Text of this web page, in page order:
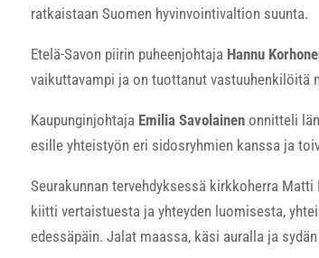
ratkaistaan Suomen hyvinvointivaltion suunta.
Etelä-Savon piirin puheenjohtaja Hannu
vaikuttavampi ja on tuottanut
Kaupunginjohtaja Emilia Savolainenonnitteli
esille yhteistyön eri sidosryhmien kanssa ja
Seurakunnan tervehdyksessä kirkkoherra
kiitti vertaistuesta ja yhteyden luomisesta,
edessäpäin. Jalat maassa, käsi auralla ja sydän